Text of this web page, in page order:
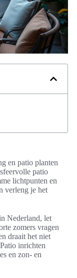
en patio planten
patio
lichtpunten en
verleng je het
Nederland, let
zomers vragen
draait het niet
inrichten
en zon- en